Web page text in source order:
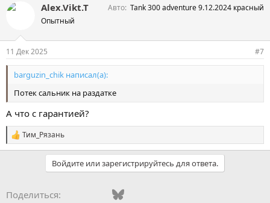
Alex.Vikt.T
Опытный
Авто Tank 300 adventure 9.12.2024 красный
11 Дек 2025 #7
barguzin_chik написал(а):
Потек сальник на раздатке
А что с гарантией?
С
и
и
Тим_Рязань
Войдите или зарегистрируйтесь для ответа.
Поделиться: Vkontakte
FacebookBluesky